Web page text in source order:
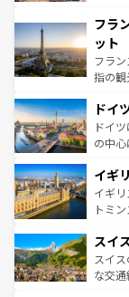
ませ
なお、
しい。
文化
れる
る。
アー
せる
ンテ
フラ
ット
フラ
指の
で、
聖堂
から
いる
香り
らに
れる
を参
ドイ
ドイ
の中
顔を
ルリ
して
は、お
ドイ
イギ
イギ
トミ
リア
ティ
戦な
スイ
スイ
な交